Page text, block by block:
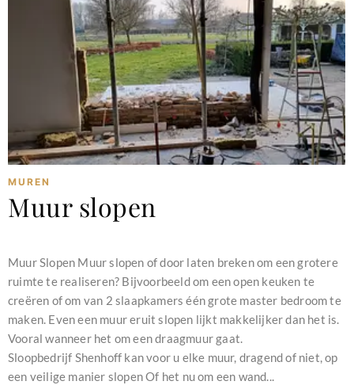
MUREN
Muur slopen
Muur Slopen Muur slopen of door laten breken om een grotere
ruimte te realiseren? Bijvoorbeeld om een open keuken te
creëren of om van 2 slaapkamers één grote master bedroom te
maken. Even een muur eruit slopen lijkt makkelijker dan het is.
Vooral wanneer het om een draagmuur gaat.
Sloopbedrijf Shenhoff kan voor u elke muur, dragend of niet, op
een veilige manier slopen Of het nu om een wand...